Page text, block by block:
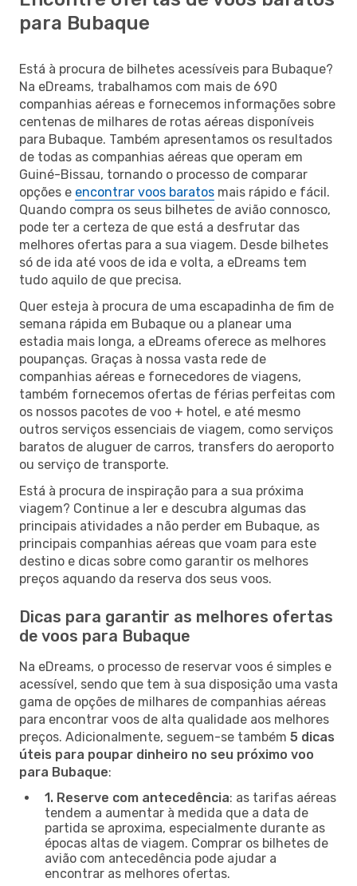
para Bubaque
Está à procura de bilhetes acessíveis para Bubaque?
Na eDreams, trabalhamos com mais de 690
companhias aéreas e fornecemos informações sobre
centenas de milhares de rotas aéreas disponíveis
para Bubaque. Também apresentamos os resultados
de todas as companhias aéreas que operam em
Guiné-Bissau, tornando o processo de comparar
opções e encontrar voos baratos mais rápido e fácil.
Quando compra os seus bilhetes de avião connosco,
pode ter a certeza de que está a desfrutar das
melhores ofertas para a sua viagem. Desde bilhetes
só de ida até voos de ida e volta, a eDreams tem
tudo aquilo de que precisa.
Quer esteja à procura de uma escapadinha de fim de
semana rápida em Bubaque ou a planear uma
estadia mais longa, a eDreams oferece as melhores
poupanças. Graças à nossa vasta rede de
companhias aéreas e fornecedores de viagens,
também fornecemos ofertas de férias perfeitas com
os nossos pacotes de voo + hotel, e até mesmo
outros serviços essenciais de viagem, como serviços
baratos de aluguer de carros, transfers do aeroporto
ou serviço de transporte.
Está à procura de inspiração para a sua próxima
viagem? Continue a ler e descubra algumas das
principais atividades a não perder em Bubaque, as
principais companhias aéreas que voam para este
destino e dicas sobre como garantir os melhores
preços aquando da reserva dos seus voos.
Dicas para garantir as melhores ofertas
de voos para Bubaque
Na eDreams, o processo de reservar voos é simples e
acessível, sendo que tem à sua disposição uma vasta
gama de opções de milhares de companhias aéreas
para encontrar voos de alta qualidade aos melhores
preços. Adicionalmente, seguem-se também 5 dicas
úteis para poupar dinheiro no seu próximo voo
para Bubaque:
1. Reserve com antecedência: as tarifas aéreas
tendem a aumentar à medida que a data de
partida se aproxima, especialmente durante as
épocas altas de viagem. Comprar os bilhetes de
avião com antecedência pode ajudar a
encontrar as melhores ofertas.